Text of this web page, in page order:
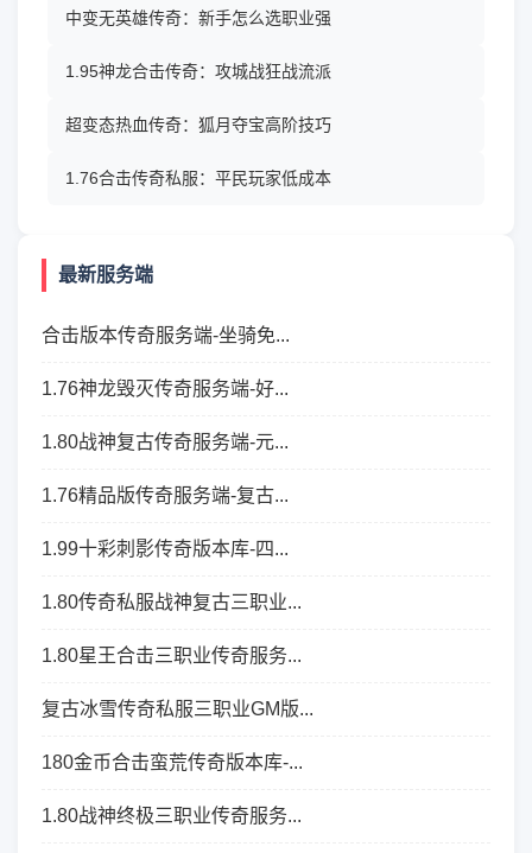
中变无英雄传奇：新手怎么选职业强
1.95神龙合击传奇：攻城战狂战流派
超变态热血传奇：狐月夺宝高阶技巧
1.76合击传奇私服：平民玩家低成本
最新服务端
合击版本传奇服务端-坐骑免...
1.76神龙毁灭传奇服务端-好...
1.80战神复古传奇服务端-元...
1.76精品版传奇服务端-复古...
1.99十彩刺影传奇版本库-四...
1.80传奇私服战神复古三职业...
1.80星王合击三职业传奇服务...
复古冰雪传奇私服三职业GM版...
180金币合击蛮荒传奇版本库-...
1.80战神终极三职业传奇服务...